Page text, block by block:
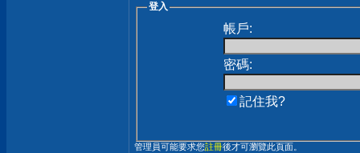
登入
帳戶:
密碼:
記住我?
管理員可能要求您註冊後才可瀏覽此頁面。